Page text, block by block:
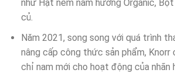
như Hạt nêm nấm hương Organic,
củ.
Năm 2021, song song với quá trình
nâng cấp công thức sản phẩm, Knorr
chỉ nam mới cho hoạt động của nhãn